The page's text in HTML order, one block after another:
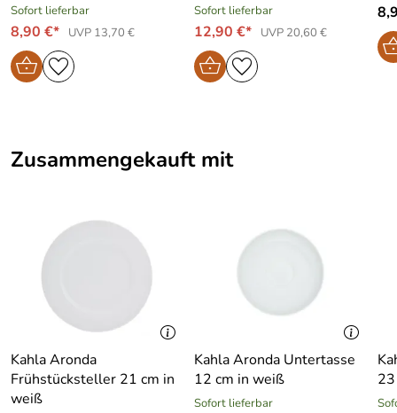
Sofort lieferbar
8,90 €* UVP 13,70 €
Sofort lieferbar
12,90 €* UVP 20,60 €
Zusammengekauft mit
Kahla Aronda
Frühstücksteller 21 cm in
weiß
Kahla Aronda Untertasse
12 cm in weiß
Sofort lieferbar